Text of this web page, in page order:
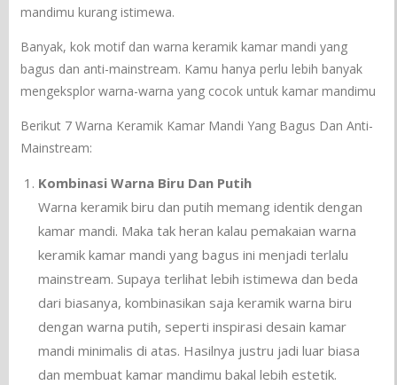
mandimu kurang istimewa.
Banyak, kok motif dan warna keramik kamar mandi yang
bagus dan anti-mainstream. Kamu hanya perlu lebih banyak
mengeksplor warna-warna yang cocok untuk kamar mandimu
Berikut 7 Warna Keramik Kamar Mandi Yang Bagus Dan Anti-
Mainstream:
Kombinasi Warna Biru Dan Putih
Warna keramik biru dan putih memang identik dengan
kamar mandi. Maka tak heran kalau pemakaian warna
keramik kamar mandi yang bagus ini menjadi terlalu
mainstream. Supaya terlihat lebih istimewa dan beda
dari biasanya, kombinasikan saja keramik warna biru
dengan warna putih, seperti inspirasi desain kamar
mandi minimalis di atas. Hasilnya justru jadi luar biasa
dan membuat kamar mandimu bakal lebih estetik.